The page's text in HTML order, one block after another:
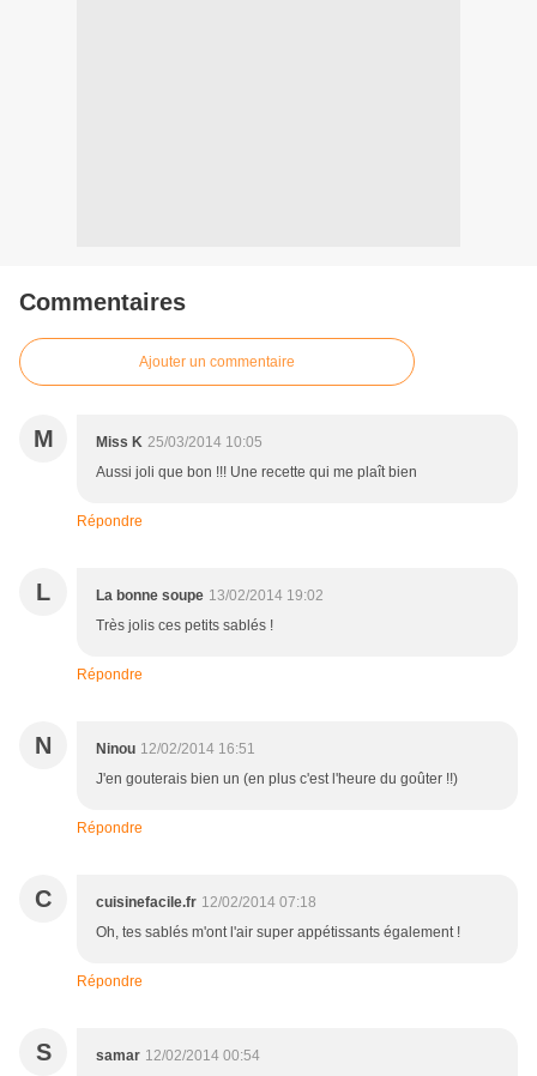
Commentaires
Ajouter un commentaire
M Miss K 25/03/2014 10:05
Aussi joli que bon !!! Une recette qui me plaît bien
Répondre
L La bonne soupe 13/02/2014 19:02
Très jolis ces petits sablés !
Répondre
N Ninou 12/02/2014 16:51
J'en gouterais bien un (en plus c'est l'heure du goûter !!)
Répondre
C cuisinefacile.fr 12/02/2014 07:18
Oh, tes sablés m'ont l'air super appétissants également !
Répondre
S samar 12/02/2014 00:54